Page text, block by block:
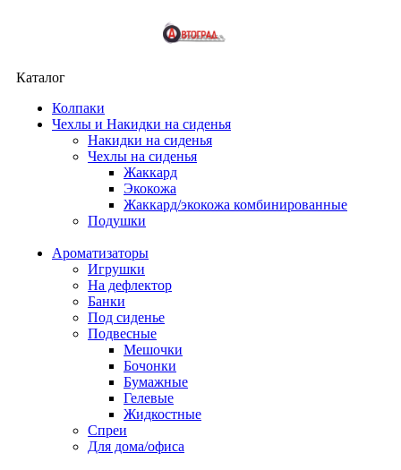
Каталог
Колпаки
Чехлы и Накидки на сиденья
Накидки на сиденья
Чехлы на сиденья
Жаккард
Экокожа
Жаккард/экокожа комбинированные
Подушки
Ароматизаторы
Игрушки
На дефлектор
Банки
Под сиденье
Подвесные
Мешочки
Бочонки
Бумажные
Гелевые
Жидкостные
Спреи
Для дома/офиса